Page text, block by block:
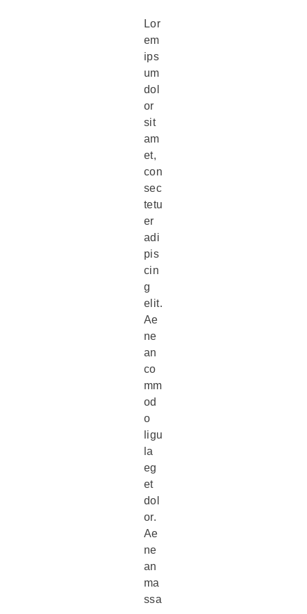
Lor
em
ips
um
dol
or
sit
am
et,
con
sec
tetu
er
adi
pis
cin
g
elit.
Ae
ne
an
co
mm
od
o
ligu
la
eg
et
dol
or.
Ae
ne
an
ma
ssa